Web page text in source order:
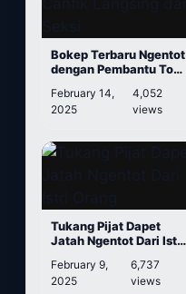
Bokep Terbaru Ngentot
dengan Pembantu Toge
Seksi
February 14,
2025
4,052
views
Tukang Pijat Dapet
Jatah Ngentot Dari Istri
February 9,
2025
6,737
views